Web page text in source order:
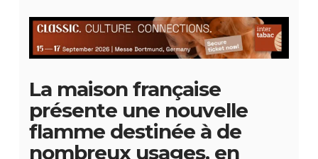
La maison française
présente une nouvelle
flamme destinée à de
nombreux usages, en